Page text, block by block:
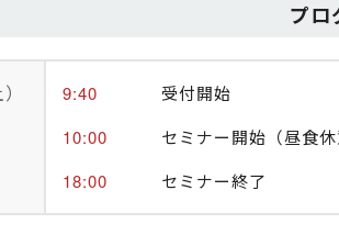
プロ
9:40
受付開始
10:00
セミナー開始（昼食休
18:00
セミナー終了